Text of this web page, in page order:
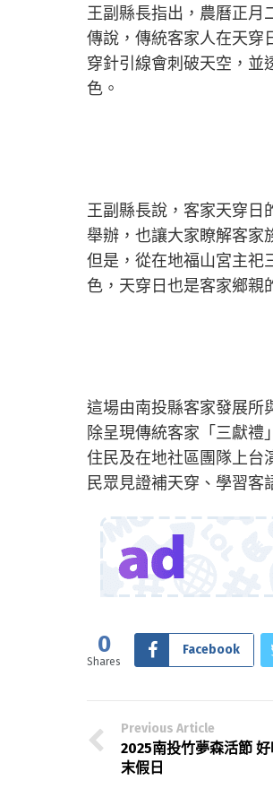
王副縣長指出，農曆正月
傳說，傳統客家人在天穿
穿針引線會刺破天空，並
色。
王副縣長說，客家天穿日
舉辦，也讓大家瞭解客家
但是，從在地福山宮主祀
色，天穿日也是客家鄉親
這場由南投縣客家發展所
除呈現傳統客家「三獻禮
住民及在地社區團隊上台
民眾見證補天穿、學習客
0
Shares
Facebook
Previous Article
2025南投竹夢森活節
末假日